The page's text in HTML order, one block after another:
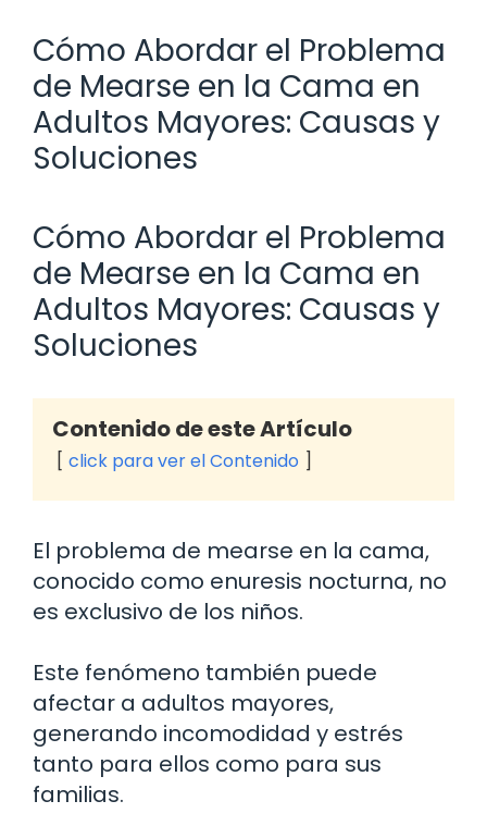
Cómo Abordar el Problema
de Mearse en la Cama en
Adultos Mayores: Causas y
Soluciones
Cómo Abordar el Problema
de Mearse en la Cama en
Adultos Mayores: Causas y
Soluciones
Contenido de este Artículo
click para ver el Contenido
El problema de mearse en la cama,
conocido como enuresis nocturna, no
es exclusivo de los niños.
Este fenómeno también puede
afectar a adultos mayores,
generando incomodidad y estrés
tanto para ellos como para sus
familias.